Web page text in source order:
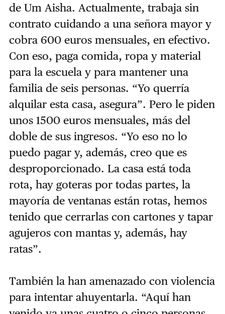
de Um Aisha. Actualmente, trabaja sin
contrato cuidando a una señora mayor y
cobra 600 euros mensuales, en efectivo.
Con eso, paga comida, ropa y material
para la escuela y para mantener una
familia de seis personas. “Yo querría
alquilar esta casa, asegura”. Pero le piden
unos 1500 euros mensuales, más del
doble de sus ingresos. “Yo eso no lo
puedo pagar y, además, creo que es
desproporcionado. La casa está toda
rota, hay goteras por todas partes, la
mayoría de ventanas están rotas, hemos
tenido que cerrarlas con cartones y tapar
agujeros con mantas y, además, hay
ratas”.
También la han amenazado con violencia
para intentar ahuyentarla. “Aquí han